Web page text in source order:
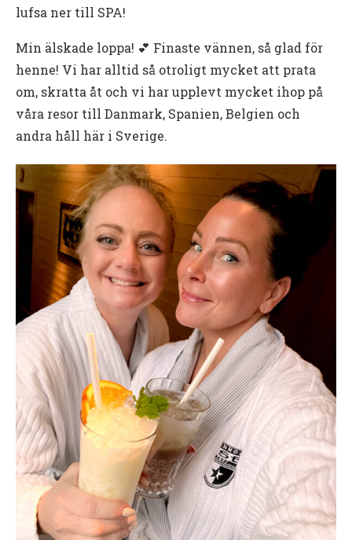
lufsa ner till SPA!
Min älskade loppa! 💕 Finaste vännen, så glad för
henne! Vi har alltid så otroligt mycket att prata
om, skratta åt och vi har upplevt mycket ihop på
våra resor till Danmark, Spanien, Belgien och
andra håll här i Sverige.